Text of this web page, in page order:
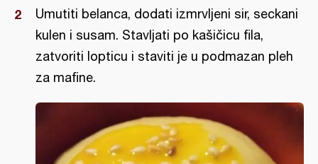
Umutiti belanca, dodati izmrvljeni sir, seckani
kulen i susam. Stavljati po kašičicu fila,
zatvoriti lopticu i staviti je u podmazan pleh
za mafine.